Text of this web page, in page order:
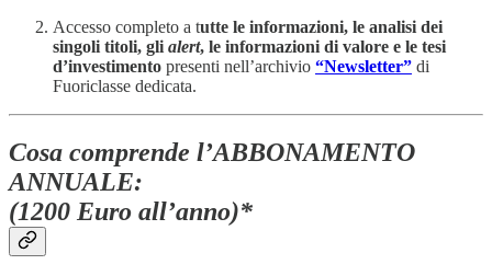
Accesso completo a tutte le informazioni, le analisi dei
singoli titoli, gli alert, le informazioni di valore e le tesi
d’investimento presenti nell’archivio “Newsletter” di
Fuoriclasse dedicata.
Cosa comprende l’ABBONAMENTO
ANNUALE:
(1200 Euro all’anno)*